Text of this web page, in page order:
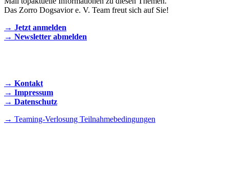
Das Zorro Dogsavior e. V. Team freut sich auf Sie!
→ Jetzt anmelden
→ Newsletter abmelden
→ Kontakt
→ Impressum
→ Datenschutz
→ Teaming-Verlosung Teilnahmebedingungen